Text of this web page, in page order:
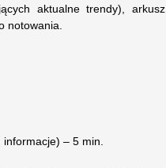
aktualne trendy), arkusz
notowania.
informacje) – 5 min.